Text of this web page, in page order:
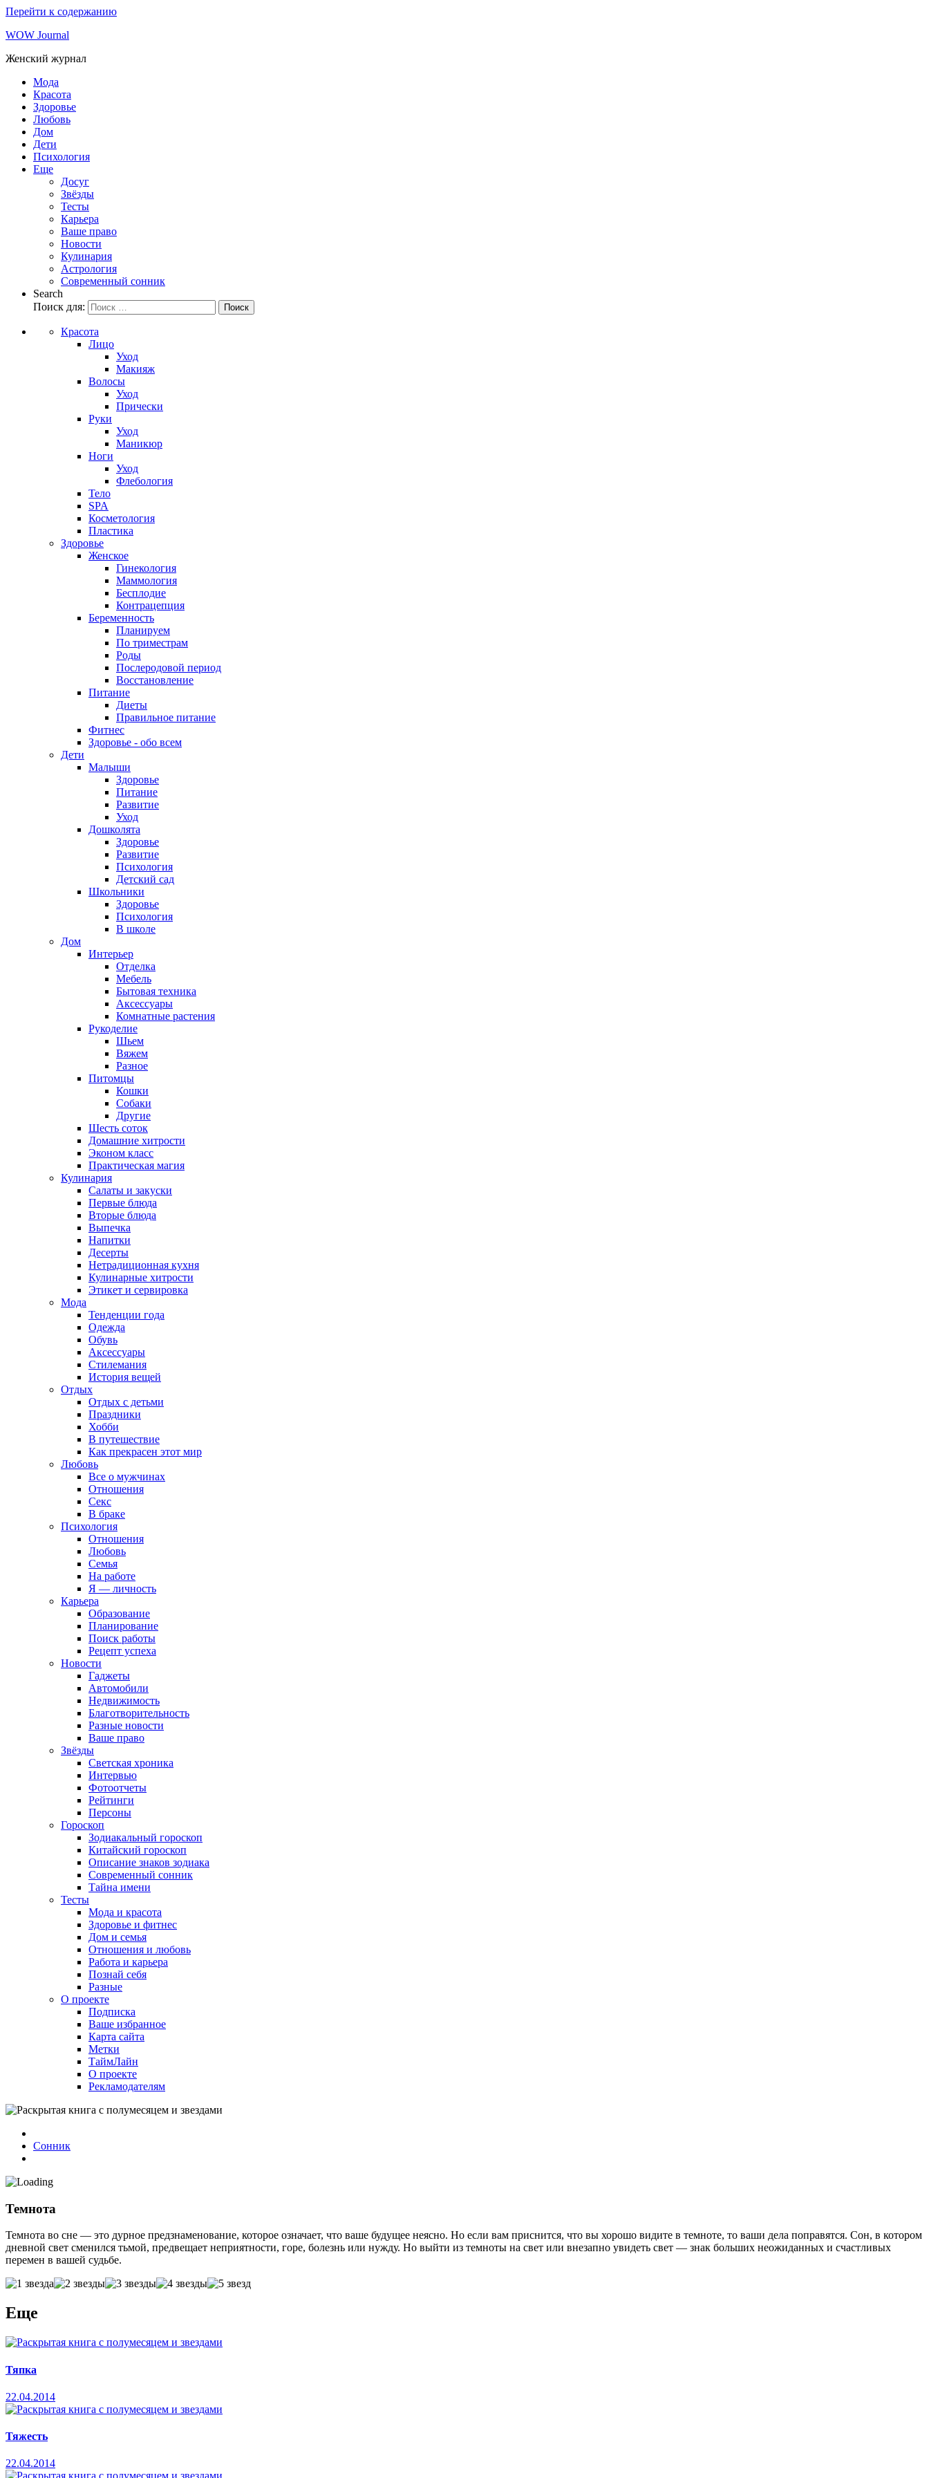
Перейти к содержанию
WOW Journal
Женский журнал
Мода
Красота
Здоровье
Любовь
Дом
Дети
Психология
Еще
Досуг
Звёзды
Тесты
Карьера
Ваше право
Новости
Кулинария
Астрология
Современный сонник
Search
Поиск для:
Поиск
Красота
Лицо
Уход
Макияж
Волосы
Уход
Прически
Руки
Уход
Маникюр
Ноги
Уход
Флебология
Тело
SPA
Косметология
Пластика
Здоровье
Женское
Гинекология
Маммология
Бесплодие
Контрацепция
Беременность
Планируем
По триместрам
Роды
Послеродовой период
Восстановление
Питание
Диеты
Правильное питание
Фитнес
Здоровье - обо всем
Дети
Малыши
Здоровье
Питание
Развитие
Уход
Дошколята
Здоровье
Развитие
Психология
Детский сад
Школьники
Здоровье
Психология
В школе
Дом
Интерьер
Отделка
Мебель
Бытовая техника
Аксессуары
Комнатные растения
Рукоделие
Шьем
Вяжем
Разное
Питомцы
Кошки
Собаки
Другие
Шесть соток
Домашние хитрости
Эконом класс
Практическая магия
Кулинария
Салаты и закуски
Первые блюда
Вторые блюда
Выпечка
Напитки
Десерты
Нетрадиционная кухня
Кулинарные хитрости
Этикет и сервировка
Мода
Тенденции года
Одежда
Обувь
Аксессуары
Стилемания
История вещей
Отдых
Отдых с детьми
Праздники
Хобби
В путешествие
Как прекрасен этот мир
Любовь
Все о мужчинах
Отношения
Секс
В браке
Психология
Отношения
Любовь
Семья
На работе
Я — личность
Карьера
Образование
Планирование
Поиск работы
Рецепт успеха
Новости
Гаджеты
Автомобили
Недвижимость
Благотворительность
Разные новости
Ваше право
Звёзды
Светская хроника
Интервью
Фотоотчеты
Рейтинги
Персоны
Гороскоп
Зодиакальный гороскоп
Китайский гороскоп
Описание знаков зодиака
Современный сонник
Тайна имени
Тесты
Мода и красота
Здоровье и фитнес
Дом и семья
Отношения и любовь
Работа и карьера
Познай себя
Разные
О проекте
Подписка
Ваше избранное
Карта сайта
Метки
ТаймЛайн
О проекте
Рекламодателям
Сонник
Темнота
Темнота во сне — это дурное предзнаменование, которое означает, что ваше будущее неясно. Но если вам приснится, что вы хорошо видите в темноте, то ваши дела поправятся. Сон, в котором
дневной свет сменился тьмой, предвещает неприятности, горе, болезнь или нужду. Но выйти из темноты на свет или внезапно увидеть свет — знак больших неожиданных и счастливых
перемен в вашей судьбе.
Еще
Тяпка
22.04.2014
Тяжесть
22.04.2014